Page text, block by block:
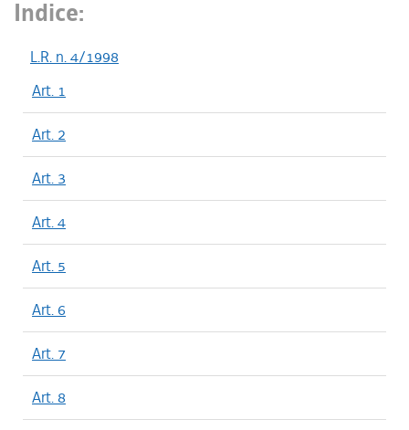
Indice:
L.R. n. 4/1998
Art. 1
Art. 2
Art. 3
Art. 4
Art. 5
Art. 6
Art. 7
Art. 8